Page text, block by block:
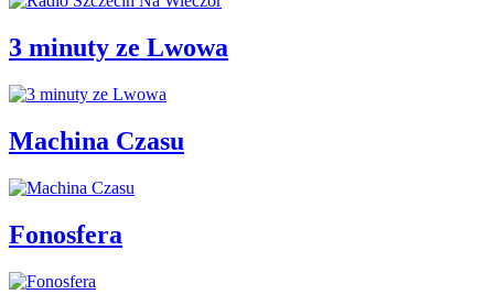
3 minuty ze Lwowa
Machina Czasu
Fonosfera